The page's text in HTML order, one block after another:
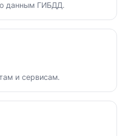
данным ГИБДД.
и сервисам.